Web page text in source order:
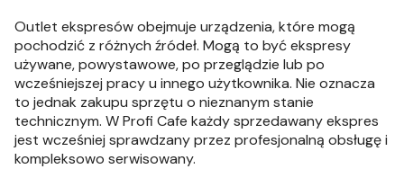
Outlet ekspresów obejmuje urządzenia, które mogą
pochodzić z różnych źródeł. Mogą to być ekspresy
używane, powystawowe, po przeglądzie lub po
wcześniejszej pracy u innego użytkownika. Nie oznacza
to jednak zakupu sprzętu o nieznanym stanie
technicznym. W Profi Cafe każdy sprzedawany ekspres
jest wcześniej sprawdzany przez profesjonalną obsługę i
kompleksowo serwisowany.